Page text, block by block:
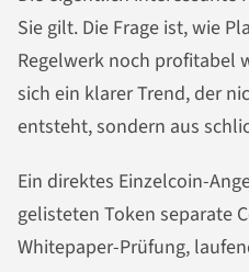
Sie gilt. Die Frage ist, wie
Regelwerk noch profitabel
sich ein klarer Trend, der
entsteht, sondern aus
Ein direktes Einzelcoin-
gelisteten Token separate
Whitepaper-Prüfung,